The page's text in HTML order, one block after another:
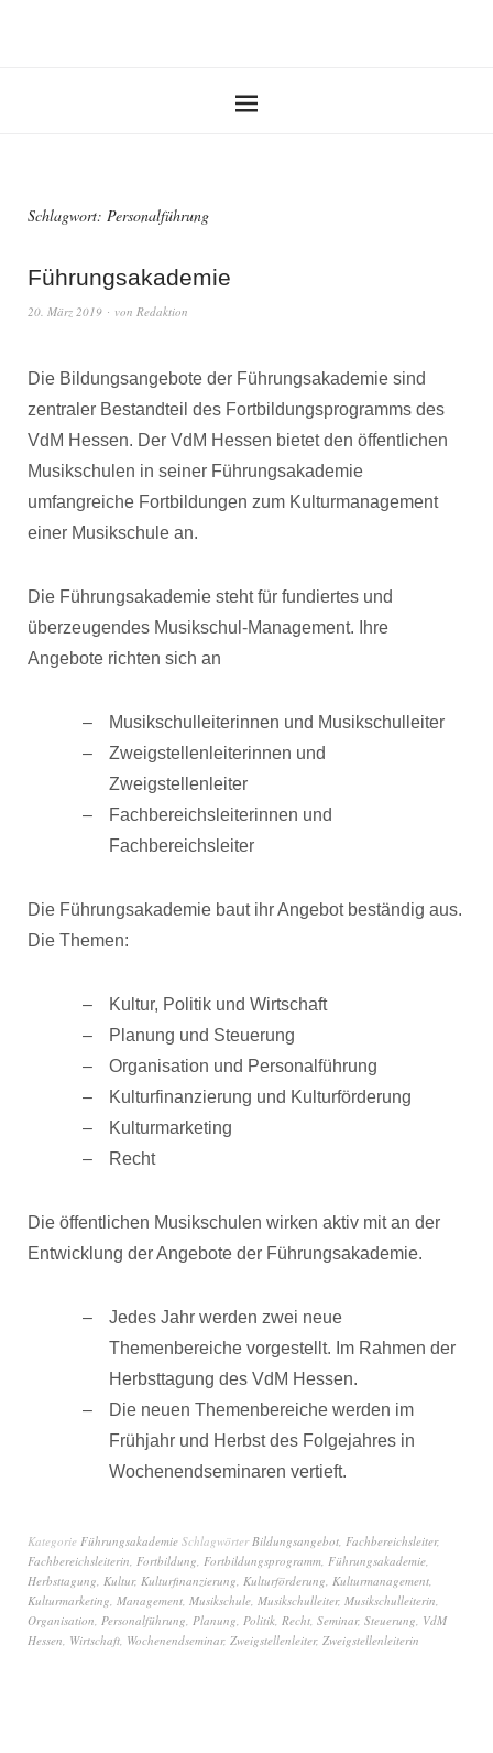
Schlagwort: Personalführung
Führungsakademie
20. März 2019 von Redaktion
Die Bildungsangebote der Führungsakademie sind
zentraler Bestandteil des Fortbildungsprogramms des
VdM Hessen. Der VdM Hessen bietet den öffentlichen
Musikschulen in seiner Führungsakademie
umfangreiche Fortbildungen zum Kulturmanagement
einer Musikschule an.
Die Führungsakademie steht für fundiertes und
überzeugendes Musikschul-Management. Ihre
Angebote richten sich an
Musikschulleiterinnen und Musikschulleiter
Zweigstellenleiterinnen und
Zweigstellenleiter
Fachbereichsleiterinnen und
Fachbereichsleiter
Die Führungsakademie baut ihr Angebot beständig aus.
Die Themen:
Kultur, Politik und Wirtschaft
Planung und Steuerung
Organisation und Personalführung
Kulturfinanzierung und Kulturförderung
Kulturmarketing
Recht
Die öffentlichen Musikschulen wirken aktiv mit an der
Entwicklung der Angebote der Führungsakademie.
Jedes Jahr werden zwei neue
Themenbereiche vorgestellt. Im Rahmen der
Herbsttagung des VdM Hessen.
Die neuen Themenbereiche werden im
Frühjahr und Herbst des Folgejahres in
Wochenendseminaren vertieft.
Kategorie Führungsakademie SchlagwörterBildungsangebot, Fachbereichsleiter,
Fachbereichsleiterin, Fortbildung, Fortbildungsprogramm, Führungsakademie,
Herbsttagung, Kultur, Kulturfinanzierung, Kulturförderung, Kulturmanagement,
Kulturmarketing, Management, Musikschule, Musikschulleiter, Musikschulleiterin,
Organisation, Personalführung, Planung, Politik, Recht, Seminar, Steuerung, VdM
Hessen, Wirtschaft, Wochenendseminar, Zweigstellenleiter, Zweigstellenleiterin